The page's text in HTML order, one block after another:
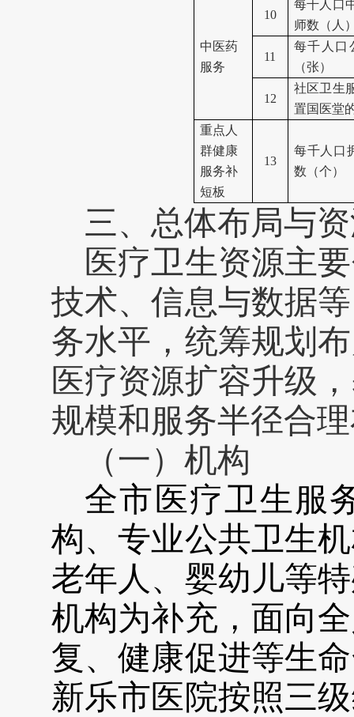
中医药
服务
10
每千人口
师数（人
11
每千人口
（张）
12
社区卫生
置国医堂
重点人
群健康
服务补
短板
13
每千人口
数（个）
三、总体布局与
医疗卫生资源主
技术、信息与数据等
务水平 ，统筹规划
医疗资源扩容升级
规模和服务半径合理
（一）机构
全市医疗卫生服
构、专业公共卫生
老年人、婴幼儿等
机构为补充，面向
复、健康促进等生
新乐市医院按照三